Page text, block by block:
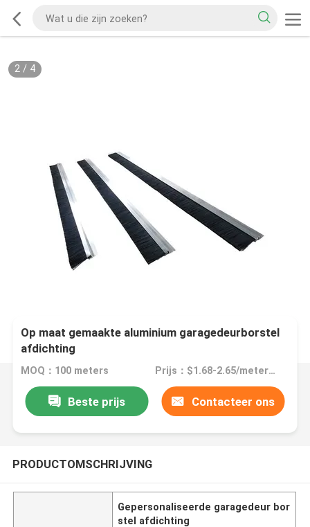
2/ 4
Op maat gemaakte aluminium garagedeurborstel
afdichting
MOQ：100 meters Prijs：$1.68-2.65/meters >=100 meters
Beste prijs Contacteer ons
PRODUCTOMSCHRIJVING
Gepersonaliseerde garagedeur bor
stel afdichting